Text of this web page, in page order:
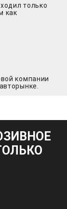
только
как
компании